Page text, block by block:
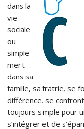
dans la
vie
sociale
ou
simple
ment
dans sa
famille, sa fratrie, se
différence, se
toujours simple pour
s’intégrer et de